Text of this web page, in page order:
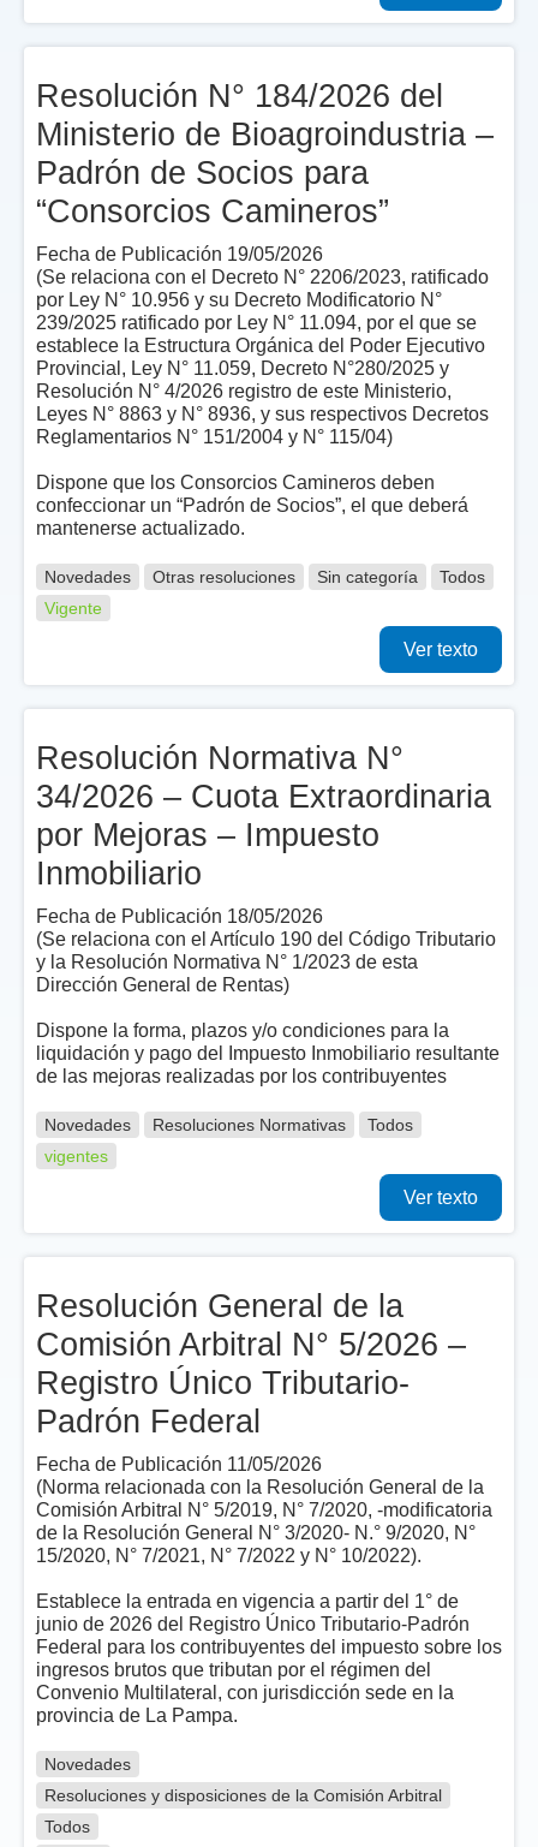
Resolución N° 184/2026 del
Ministerio de Bioagroindustria –
Padrón de Socios para
“Consorcios Camineros”
Fecha de Publicación 19/05/2026
(Se relaciona con el Decreto N° 2206/2023, ratificado
por Ley N° 10.956 y su Decreto Modificatorio N°
239/2025 ratificado por Ley N° 11.094, por el que se
establece la Estructura Orgánica del Poder Ejecutivo
Provincial, Ley N° 11.059, Decreto N°280/2025 y
Resolución N° 4/2026 registro de este Ministerio,
Leyes N° 8863 y N° 8936, y sus respectivos Decretos
Reglamentarios N° 151/2004 y N° 115/04)
Dispone que los Consorcios Camineros deben
confeccionar un “Padrón de Socios”, el que deberá
mantenerse actualizado.
Novedades Otras resoluciones Sin categoría
Todos
Vigente
Ver texto
Resolución Normativa N°
34/2026 – Cuota Extraordinaria
por Mejoras – Impuesto
Inmobiliario
Fecha de Publicación 18/05/2026
(Se relaciona con el Artículo 190 del Código Tributario
y la Resolución Normativa N° 1/2023 de esta
Dirección General de Rentas)
Dispone la forma, plazos y/o condiciones para la
liquidación y pago del Impuesto Inmobiliario resultante
de las mejoras realizadas por los contribuyentes
Novedades Resoluciones Normativas
Todos
vigentes
Ver texto
Resolución General de la
Comisión Arbitral N° 5/2026 –
Registro Único Tributario-
Padrón Federal
Fecha de Publicación 11/05/2026
(Norma relacionada con la Resolución General de la
Comisión Arbitral N° 5/2019, N° 7/2020, -modificatoria
de la Resolución General N° 3/2020- N.° 9/2020, N°
15/2020, N° 7/2021, N° 7/2022 y N° 10/2022).
Establece la entrada en vigencia a partir del 1° de
junio de 2026 del Registro Único Tributario-Padrón
Federal para los contribuyentes del impuesto sobre los
ingresos brutos que tributan por el régimen del
Convenio Multilateral, con jurisdicción sede en la
provincia de La Pampa.
Novedades
Resoluciones y disposiciones de la Comisión Arbitral
Todos